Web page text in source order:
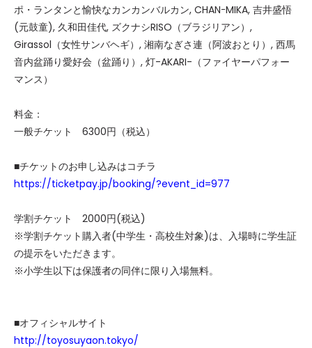
ポ・ランタンと愉快なカンカンバルカン, CHANｰMIKA, 吉井盛悟
(元鼓童), 久和田佳代, ズクナシRISO（ブラジリアン）,
Girassol（女性サンバヘギ）, 湘南なぎさ連（阿波おとり）, 西馬
音内盆踊り愛好会（盆踊り）, 灯-AKARI-（ファイヤーパフォー
マンス）
料金：
一般チケット 6300円（税込）
■チケットのお申し込みはコチラ
https://ticketpay.jp/booking/?event_id=977
学割チケット 2000円(税込)
※学割チケット購入者(中学生・高校生対象)は、入場時に学生証
の提示をいただきます。
※小学生以下は保護者の同伴に限り入場無料。
■オフィシャルサイト
http://toyosuyaon.tokyo/